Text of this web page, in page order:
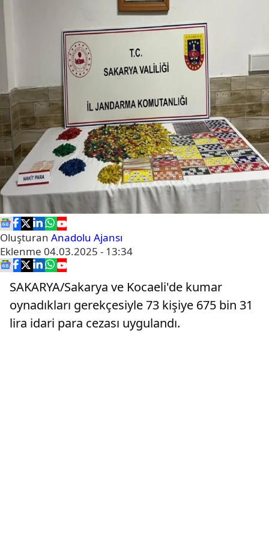
Oluşturan Anadolu Ajansı
Eklenme 04.03.2025 - 13:34
SAKARYA/Sakarya ve Kocaeli'de kumar
oynadıkları gerekçesiyle 73 kişiye 675 bin 31
lira idari para cezası uygulandı.